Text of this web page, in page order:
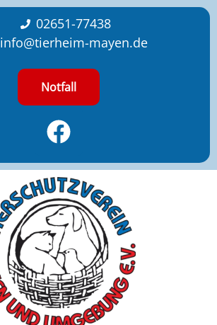
02651-77438
info@tierheim-mayen.de
Notfall